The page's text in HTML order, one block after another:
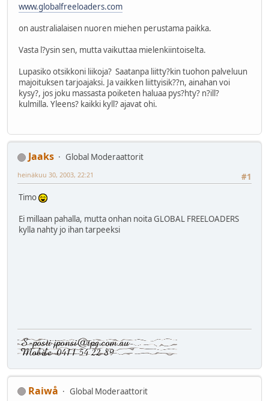
www.globalfreeloaders.com
on australialaisen nuoren miehen perustama paikka.
Vasta l?ysin sen, mutta vaikuttaa mielenkiintoiselta.
Lupasiko otsikkoni liikoja? Saatanpa liitty?kin tuohon palveluun
majoituksen tarjoajaksi. Ja vaikken liittyisik??n, ainahan voi
kysy?, jos joku massasta poiketen haluaa pys?hty? n?ill?
kulmilla. Yleens? kaikki kyll? ajavat ohi.
Jaaks
Global Moderaattorit
#1
heinäkuu 30, 2003, 22:21
Timo
Ei millaan pahalla, mutta onhan noita GLOBAL FREELOADERS
kylla nahty jo ihan tarpeeksi
Raiwå
Global Moderaattorit